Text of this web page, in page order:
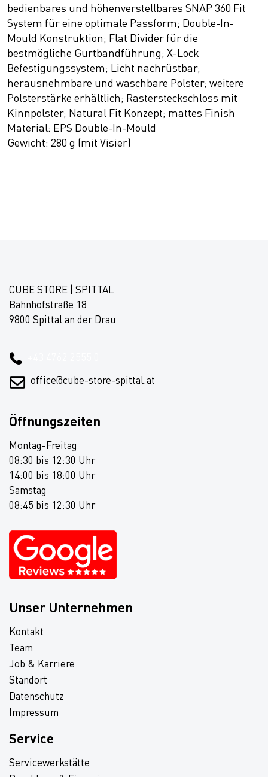
bedienbares und höhenverstellbares SNAP 360 Fit
System für eine optimale Passform; Double-In-
Mould Konstruktion; Flat Divider für die
bestmögliche Gurtbandführung; X-Lock
Befestigungssystem; Licht nachrüstbar;
herausnehmbare und waschbare Polster; weitere
Polsterstärke erhältlich; Rastersteckschloss mit
Kinnpolster; Natural Fit Konzept; mattes Finish
Material: EPS Double-In-Mould
Gewicht: 280 g (mit Visier)
CUBE STORE | SPITTAL
Bahnhofstraße 18
9800 Spittal an der Drau
office@cube-store-spittal.at
Öffnungszeiten
Montag-Freitag
08:30 bis 12:30 Uhr
14:00 bis 18:00 Uhr
Samstag
08:45 bis 12:30 Uhr
Unser Unternehmen
Kontakt
Team
Job & Karriere
Standort
Datenschutz
Impressum
Service
Servicewerkstätte